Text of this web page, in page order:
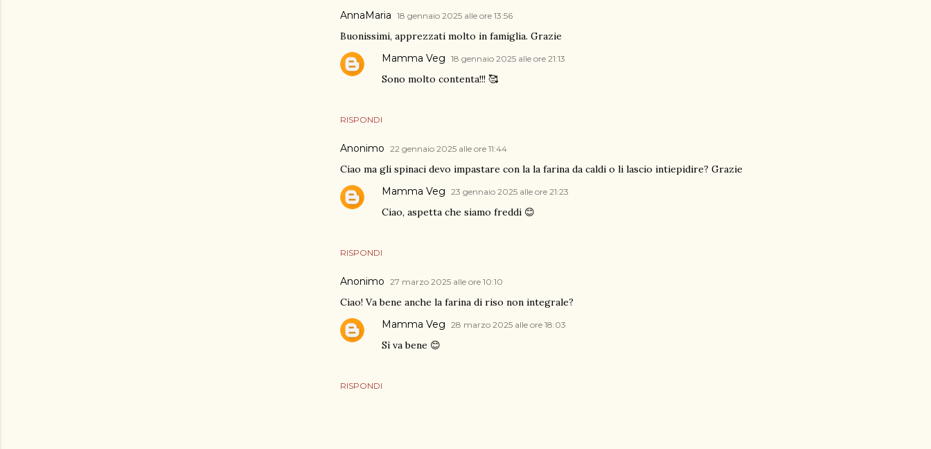
AnnaMaria 18 gennaio 2025 alle ore 13:56
Buonissimi, apprezzati molto in famiglia. Grazie
RISPONDI
Mamma Veg 18 gennaio 2025 alle ore 21:13
Sono molto contenta!!! 🥰
Anonimo 22 gennaio 2025 alle ore 11:44
Ciao ma gli spinaci devo impastare con la la farina da caldi o li lascio intiepidire? Grazie
RISPONDI
Mamma Veg 23 gennaio 2025 alle ore 21:23
Ciao, aspetta che siamo freddi 😊
Anonimo 27 marzo 2025 alle ore 10:10
Ciao! Va bene anche la farina di riso non integrale?
RISPONDI
Mamma Veg 28 marzo 2025 alle ore 18:03
Sì va bene 😊